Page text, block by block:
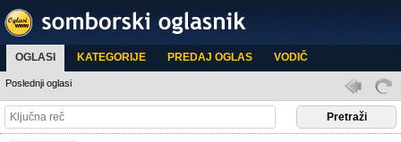
OGLASI KATEGORIJE PREDAJ OGLAS VODIČ
Poslednji oglasi